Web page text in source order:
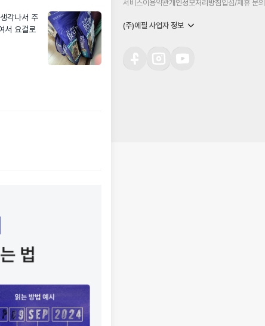
각나서 주
서 요걸로
서비스이용약관개인정보처리방침입점/제휴 문의
(주)에필 사업자 정보